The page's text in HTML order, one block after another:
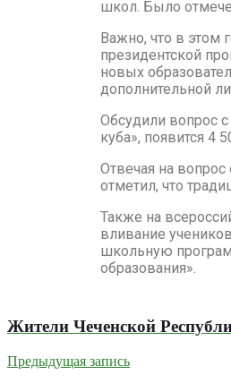
школ. Было
Важно, что в этом
президентской
новых
дополнительной
Обсудили вопрос
куба», появится 4
Отвечая на
отметил, что
Также на
вливание
школьную
образования».
Жители Чеченской
Предыдущая запись